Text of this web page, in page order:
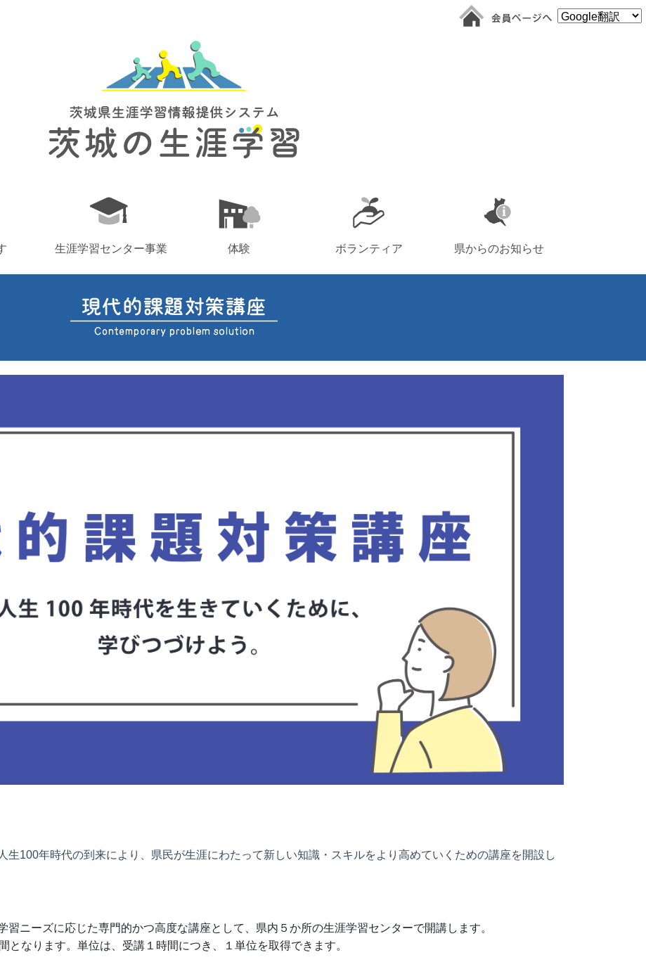
生涯学習センター事業 体験 ボランティア 県からのお知らせ
生100年時代の到来により、県民が生涯にわたって新しい知識・スキルをより高めていくための講座を開設し
ニーズに応じた専門的かつ高度な講座として、県内５か所の生涯学習センターで開講します。
となります。単位は、受講１時間につき、１単位を取得できます。